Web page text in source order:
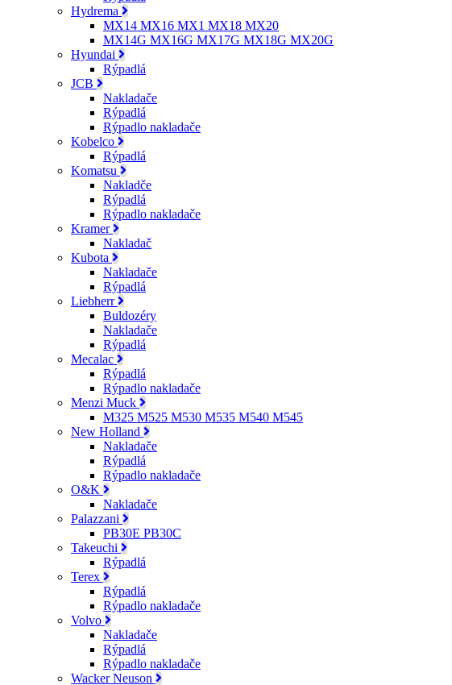
Hydrema
MX14 MX16 MX1 MX18 MX20
MX14G MX16G MX17G MX18G MX20G
Hyundai
Rýpadlá
JCB
Nakladače
Rýpadlá
Rýpadlo nakladače
Kobelco
Rýpadlá
Komatsu
Nakladče
Rýpadlá
Rýpadlo nakladače
Kramer
Nakladač
Kubota
Nakladače
Rýpadlá
Liebherr
Buldozéry
Nakladače
Rýpadlá
Mecalac
Rýpadlá
Rýpadlo nakladače
Menzi Muck
M325 M525 M530 M535 M540 M545
New Holland
Nakladače
Rýpadlá
Rýpadlo nakladače
O&K
Nakladače
Palazzani
PB30E PB30C
Takeuchi
Rýpadlá
Terex
Rýpadlá
Rýpadlo nakladače
Volvo
Nakladače
Rýpadlá
Rýpadlo nakladače
Wacker Neuson